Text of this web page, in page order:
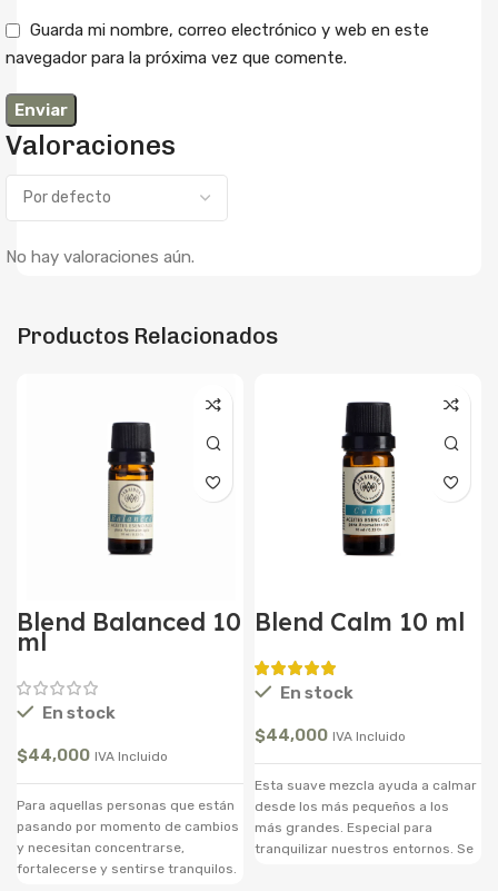
Valoraciones
No hay valoraciones aún.
Guarda mi nombre, correo electrónico y web en este
navegador para la próxima vez que comente.
Productos Relacionados
Blend Balanced 10
ml
En stock
$44,000 IVA Incluido
Para aquellas personas que están
pasando por momento de cambios
y necesitan concentrarse,
fortalecerse y sentirse tranquilos.
Blend Calm 10 ml
En stock
$44,000 IVA Incluido
Esta suave mezcla ayuda a calmar
desde los más pequeños a los
más grandes. Especial para
tranquilizar nuestros entornos. Se